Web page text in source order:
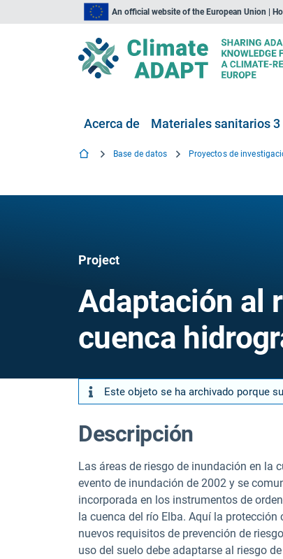
An official website of the European Union |
Acerca de Materiales sanitarios 3
Base de datos
Project
Adaptación al
cuenca
Este objeto se ha archivado porque
Descripción
Las áreas de riesgo de inundación en la
evento de inundación de 2002 y se
incorporada en los instrumentos de
la cuenca del río Elba. Aquí la
nuevos requisitos de prevención de
uso del suelo debe adaptarse al riesgo